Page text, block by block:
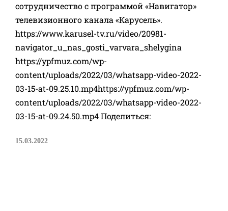
сотрудничество с программой «Навигатор»
телевизионного канала «Карусель».
https://www.karusel-tv.ru/video/20981-
navigator_u_nas_gosti_varvara_shelygina
https://ypfmuz.com/wp-
content/uploads/2022/03/whatsapp-video-2022-
03-15-at-09.25.10.mp4https://ypfmuz.com/wp-
content/uploads/2022/03/whatsapp-video-2022-
03-15-at-09.24.50.mp4 Поделиться:
15.03.2022